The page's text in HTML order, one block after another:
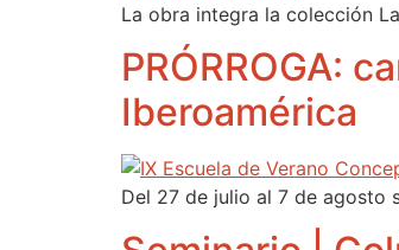
La obra integra la colección
PRÓRROGA:
Iberoamérica
Del 27 de julio al 7 de agosto